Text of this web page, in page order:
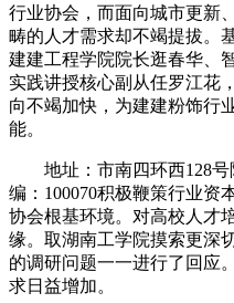
行业协会，而面向城市更新
畴的人才需求却不竭提拔。
建建工程学院院长逛春华、
实践讲授核心副从任罗江花
向不竭加快，为建建粉饰行
能。
地址：市南四环西128号
编：100070积极鞭策行业资
协会根基环境。对高校人才
缘。取湖南工学院摸索更深
的调研问题一一进行了回应
求日益增加。